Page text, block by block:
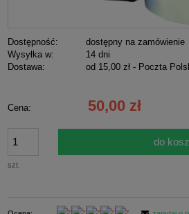
Dostępność:
dostępny na zamówienie
Wysyłka w:
14 dni
Dostawa:
od 15,00 zł - Poczta
Cena nie zawiera ewentualnych kosztów
Cena: 50,00 zł
szt.
do